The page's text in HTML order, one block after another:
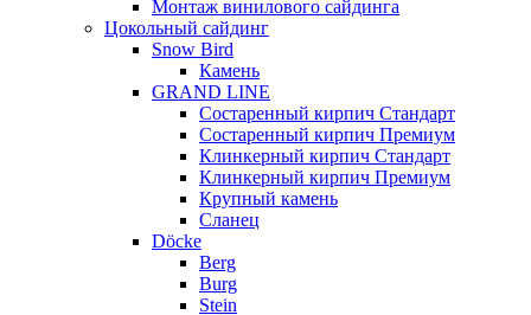
Монтаж винилового сайдинга
Цокольный сайдинг
Snow Bird
Камень
GRAND LINE
Состаренный кирпич Стандарт
Состаренный кирпич Премиум
Клинкерный кирпич Стандарт
Клинкерный кирпич Премиум
Крупный камень
Сланец
Döcke
Berg
Burg
Stein